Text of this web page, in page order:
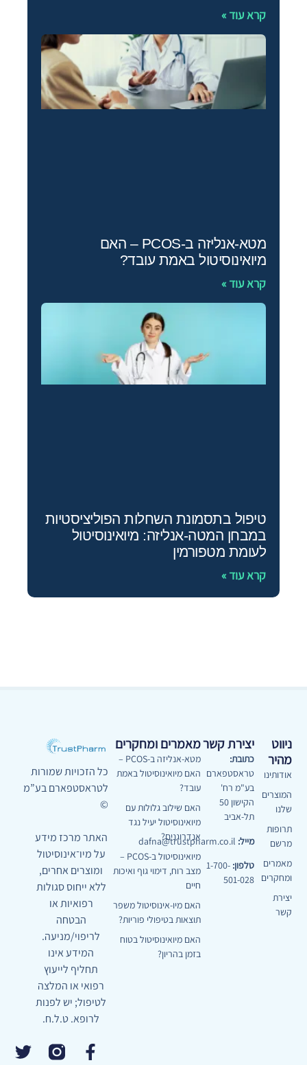
קרא עוד »
מטא-אנליזה ב-PCOS – האם
מיואינוסיטול באמת עובד?
קרא עוד »
טיפול בתסמונת השחלות הפוליציסטיות
במבחן המטה‑אנליזה: מיואינוסיטול
לעומת מטפורמין
קרא עוד »
ניווט
מהיר
אודותינו
המוצרים
שלנו
תרופות
מרשם
מאמרים
ומחקרים
יצירת
קשר
יצירת קשר
כתובת:
טראסטפארם
בע"מ רח'
הקישון 50
תל-אביב
מייל:
טלפון: 1-700-
501-028
מאמרים ומחקרים
מטא-אנליזה ב-PCOS –
האם מיואינוסיטול באמת
עובד?
האם שילוב גלולות עם
מיואינוסיטול יעיל נגד
אנדרוגנים?
מיואינוסיטול ב-PCOS –
מצב רוח, דימוי גוף ואיכות
חיים
האם מיו-אינוסיטול משפר
תוצאות בטיפולי פוריות?
האם מיואינוסיטול בטוח
בזמן בהריון?
כל הזכויות שמורות
לטראסטפארם בע”מ
©
האתר מרכז מידע
על מיו־אינוסיטול
ומוצרים אחרים,
ללא ייחוס סגולות
רפואיות או
הבטחה
לריפוי/מניעה.
המידע אינו
תחליף לייעוץ
רפואי או המלצה
לטיפול; יש לפנות
לרופא. ט.ל.ח.